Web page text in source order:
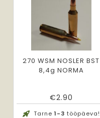
270 WSM NOSLER BST
8,4g NORMA
€2.90
Tarne 1-3 tööpäeva!